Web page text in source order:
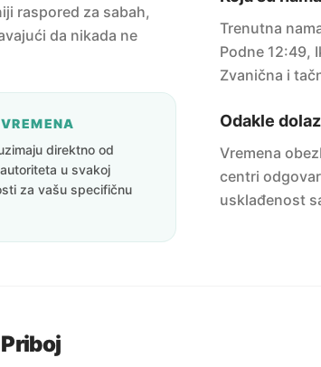
raspored za sabah,
da nikada ne
direktno od
u svakoj
za vašu specifičnu
Trenutna
Podne 12:49,
Zvanična i
Odakle
Vremena
centri
usklađenost